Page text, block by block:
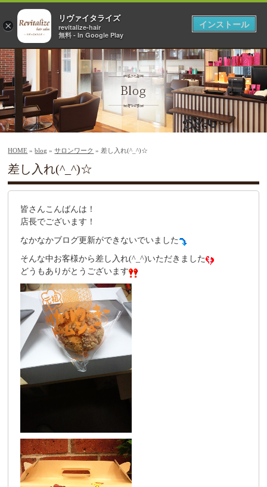
HOME »blog »サロンワーク » 差し入れ(^_^)☆
差し入れ(^_^)☆
皆さんこんばんは！
店長でございます！
なかなかブログ更新ができないでいました
そんな中お客様から差し入れ(^_^)いただきました
どうもありがとうございます
×
リヴァイタライズ
revitalize-hair
無料 - In Google Play
インストール